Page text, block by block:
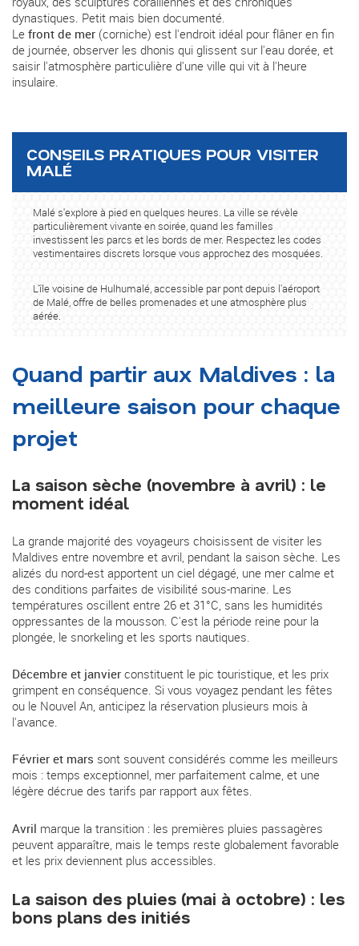
dynastiques. Petit mais bien documenté.
Le front de mer (corniche) est l'endroit idéal pour flâner en fin
de journée, observer les dhonis qui glissent sur l'eau dorée, et
saisir l'atmosphère particulière d'une ville qui vit à l'heure
insulaire.
CONSEILS PRATIQUES POUR VISITER
MALÉ
Malé s'explore à pied en quelques heures. La ville se révèle
particulièrement vivante en soirée, quand les familles
investissent les parcs et les bords de mer. Respectez les codes
vestimentaires discrets lorsque vous approchez des mosquées.
L'île voisine de Hulhumalé, accessible par pont depuis l'aéroport
de Malé, offre de belles promenades et une atmosphère plus
aérée.
Quand partir aux Maldives : la
meilleure saison pour chaque
projet
La saison sèche (novembre à avril) : le
moment idéal
La grande majorité des voyageurs choisissent de visiter les
Maldives entre novembre et avril, pendant la saison sèche. Les
alizés du nord-est apportent un ciel dégagé, une mer calme et
des conditions parfaites de visibilité sous-marine. Les
températures oscillent entre 26 et 31°C, sans les humidités
oppressantes de la mousson. C'est la période reine pour la
plongée, le snorkeling et les sports nautiques.
Décembre et janvier constituent le pic touristique, et les prix
grimpent en conséquence. Si vous voyagez pendant les fêtes
ou le Nouvel An, anticipez la réservation plusieurs mois à
l'avance.
Février et mars sont souvent considérés comme les meilleurs
mois : temps exceptionnel, mer parfaitement calme, et une
légère décrue des tarifs par rapport aux fêtes.
Avril marque la transition : les premières pluies passagères
peuvent apparaître, mais le temps reste globalement favorable
et les prix deviennent plus accessibles.
La saison des pluies (mai à octobre) : les
bons plans des initiés